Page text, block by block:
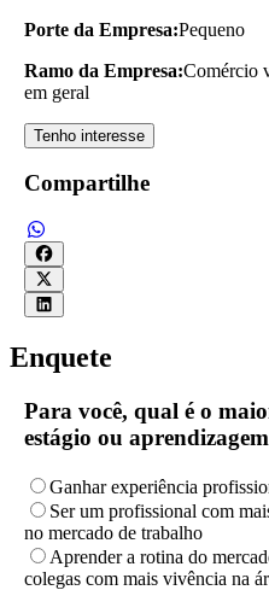
Porte da Empresa:Pequeno
Ramo da Empresa:Comércio
em geral
Tenho interesse
Compartilhe
Enquete
Para você, qual é o
estágio ou
Ganhar experiência
Ser um profissional com
no mercado de trabalho
Aprender a rotina do
colegas com mais vivência na